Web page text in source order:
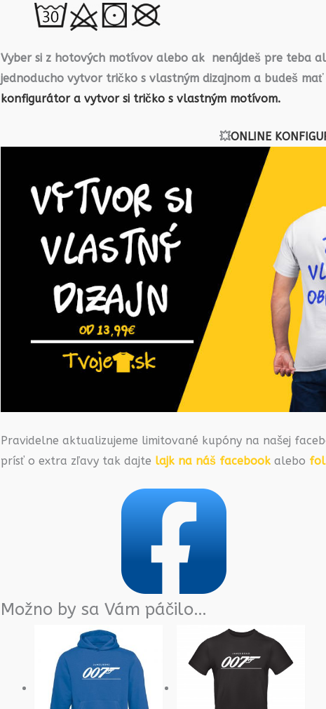
Vyber si z hotových motívov alebo ak nenájdeš pre teba
jednoducho vytvor tričko s vlastným dizajnom a budeš
konfigurátor a vytvor si tričko s vlastným motívom.
💥ONLINE
Pravidelne aktualizujeme limitované kupóny na našej
prísť o extra zľavy tak dajte lajk na náš facebook alebo
Možno by sa Vám páčilo…